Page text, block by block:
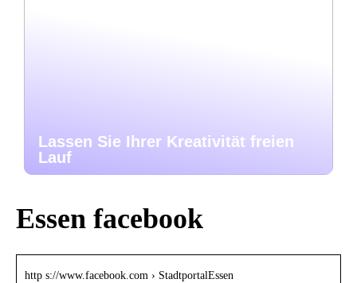
Lassen Sie Ihrer Kreativität freien
Lauf
Essen facebook
http s://www.facebook.com › StadtportalEssen